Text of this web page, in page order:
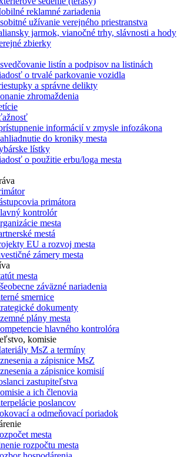
reklamné zariadenia
užívanie verejného priestranstva
jarmok, vianočné trhy, slávnosti a hody
zbierky
listín a podpisov na listinách
o trvalé parkovanie vozidla
a správne delikty
zhromaždenia
informácií v zmysle infozákona
do kroniky mesta
lístky
o použitie erbu/loga mesta
primátora
kontrolór
mesta
mestá
EU a rozvoj mesta
zámery mesta
mesta
záväzné nariadenia
smernice
dokumenty
plány mesta
hlavného kontrolóra
komisie
MsZ a termíny
a zápisnice MsZ
a zápisnice komisií
zastupiteľstva
a ich členovia
poslancov
a odmeňovací poriadok
mesta
rozpočtu mesta